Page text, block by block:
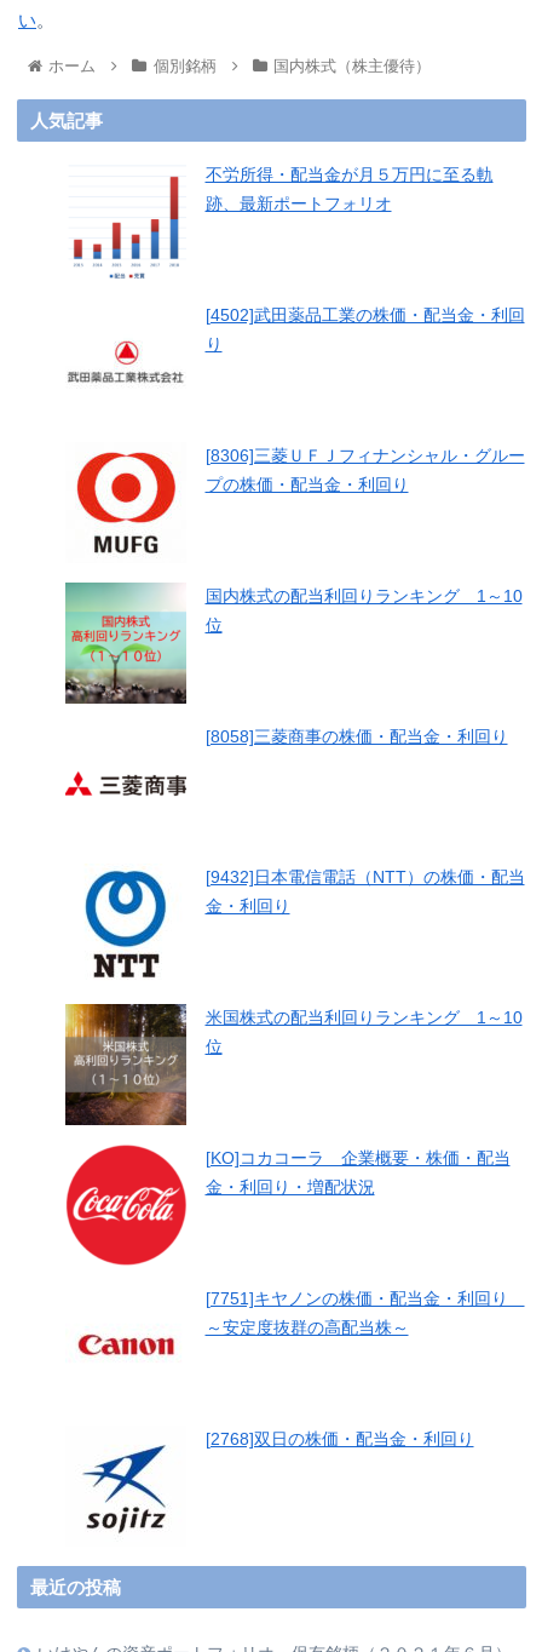
い。
ホーム 個別銘柄 国内株式（株主優待）
人気記事
不労所得・配当金が月５万円に至る軌
跡、最新ポートフォリオ
[4502]武田薬品工業の株価・配当金・利回
り
[8306]三菱ＵＦＪフィナンシャル・グルー
プの株価・配当金・利回り
国内株式の配当利回りランキング 1～10
位
[8058]三菱商事の株価・配当金・利回り
[9432]日本電信電話（NTT）の株価・配当
金・利回り
米国株式の配当利回りランキング 1～10
位
[KO]コカコーラ 企業概要・株価・配当
金・利回り・増配状況
[7751]キヤノンの株価・配当金・利回り
～安定度抜群の高配当株～
[2768]双日の株価・配当金・利回り
最近の投稿